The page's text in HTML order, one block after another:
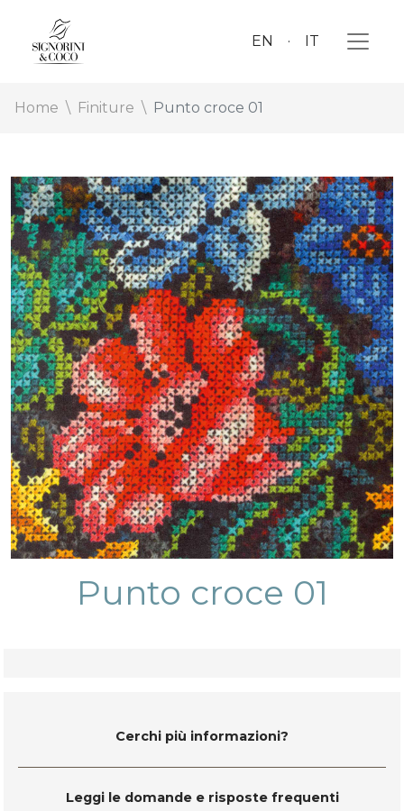
EN IT
Home Finiture Punto croce 01
Punto croce 01
Cerchi più informazioni?
Leggi le domande e risposte frequenti